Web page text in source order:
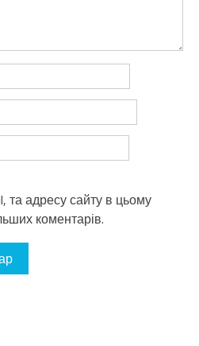
та адресу сайту в цьому
коментарів.